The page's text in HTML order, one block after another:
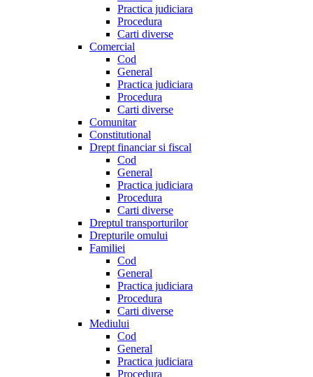
Practica judiciara
Procedura
Carti diverse
Comercial
Cod
General
Practica judiciara
Procedura
Carti diverse
Comunitar
Constitutional
Drept financiar si fiscal
Cod
General
Practica judiciara
Procedura
Carti diverse
Dreptul transporturilor
Drepturile omului
Familiei
Cod
General
Practica judiciara
Procedura
Carti diverse
Mediului
Cod
General
Practica judiciara
Procedura